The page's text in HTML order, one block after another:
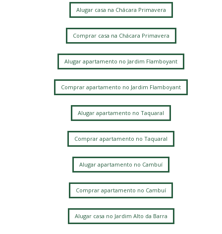
Alugar casa na Chácara Primavera
Comprar casa na Chácara Primavera
Alugar apartamento no Jardim Flamboyant
Comprar apartamento no Jardim Flamboyant
Alugar apartamento no Taquaral
Comprar apartamento no Taquaral
Alugar apartamento no Cambuí
Comprar apartamento no Cambuí
Alugar casa no Jardim Alto da Barra